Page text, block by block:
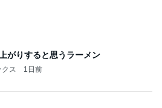
がりすると思うラーメン
ス 1日前